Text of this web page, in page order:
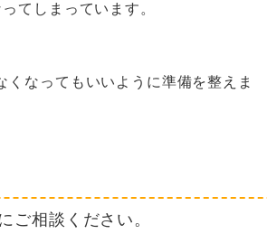
てしまっています。
なってもいいように準備を整えま
ご相談ください。